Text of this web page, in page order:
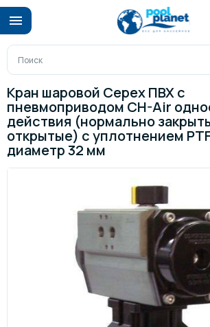
Кран шаровой Cepex ПВХ с
пневмоприводом CH-Air
действия (нормально
открытые) с уплотнением
диаметр 32 мм